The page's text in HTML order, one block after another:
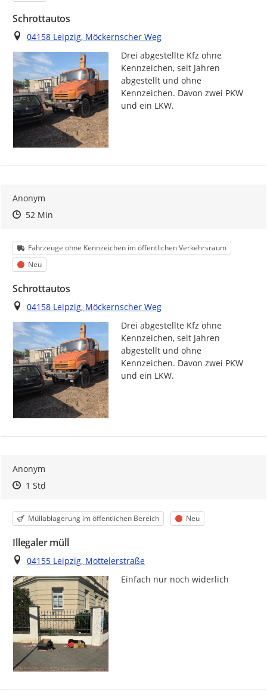
Schrottautos
Ort
04158 Leipzig, Möckernscher Weg
Drei abgestellte Kfz ohne
Kennzeichen, seit Jahren
abgestellt und ohne
Kennzeichen. Davon zwei PKW
und ein LKW.
Anonym
Zeitpunkt des Erstellens
Zeitpunkt des Erstellens
52 MinZur Äußerung
Kategorie
Fahrzeuge ohne Kennzeichen im öffentlichen Verkehrsraum
Status
Neu
Schrottautos
Ort
04158 Leipzig, Möckernscher Weg
Drei abgestellte Kfz ohne
Kennzeichen, seit Jahren
abgestellt und ohne
Kennzeichen. Davon zwei PKW
und ein LKW.
Anonym
Zeitpunkt des Erstellens
Zeitpunkt des Erstellens
1 StdZur Äußerung
Kategorie
Müllablagerung im öffentlichen Bereich Status
Neu
Illegaler müll
Ort
04155 Leipzig, Mottelerstraße
Einfach nur noch widerlich